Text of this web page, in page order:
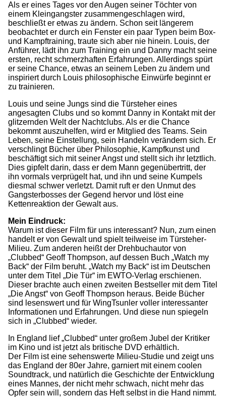
Als er eines Tages vor den Augen seiner Töchter von
einem Kleingangster zusammengeschlagen wird,
beschließt er etwas zu ändern. Schon seit längerem
beobachtet er durch ein Fenster ein paar Typen beim Box-
und Kampftraining, traute sich aber nie hinein. Louis, der
Anführer, lädt ihn zum Training ein und Danny macht seine
ersten, recht schmerzhaften Erfahrungen. Allerdings spürt
er seine Chance, etwas an seinem Leben zu ändern und
inspiriert durch Louis philosophische Einwürfe beginnt er
zu trainieren.
Louis und seine Jungs sind die Türsteher eines
angesagten Clubs und so kommt Danny in Kontakt mit der
glitzernden Welt der Nachtclubs. Als er die Chance
bekommt auszuhelfen, wird er Mitglied des Teams. Sein
Leben, seine Einstellung, sein Handeln verändern sich. Er
verschlingt Bücher über Philosophie, Kampfkunst und
beschäftigt sich mit seiner Angst und stellt sich ihr letztlich.
Dies gipfelt darin, dass er dem Mann gegenübertritt, der
ihn vormals verprügelt hat, und ihn und seine Kumpels
diesmal schwer verletzt. Damit ruft er den Unmut des
Gangsterbosses der Gegend hervor und löst eine
Kettenreaktion der Gewalt aus.
Mein Eindruck:
Warum ist dieser Film für uns interessant? Nun, zum einen
handelt er von Gewalt und spielt teilweise im Türsteher-
Milieu. Zum anderen heißt der Drehbuchautor von
„Clubbed“ Geoff Thompson, auf dessen Buch „Watch my
Back“ der Film beruht. „Watch my Back“ ist im Deutschen
unter dem Titel „Die Tür“ im EWTO-Verlag erschienen.
Dieser brachte auch einen zweiten Bestseller mit dem Titel
„Die Angst“ von Geoff Thompson heraus. Beide Bücher
sind lesenswert und für WingTsunler voller interessanter
Informationen und Erfahrungen. Und diese nun spiegeln
sich in „Clubbed“ wieder.
In England lief „Clubbed“ unter großem Jubel der Kritiker
im Kino und ist jetzt als britische DVD erhältlich.
Der Film ist eine sehenswerte Milieu-Studie und zeigt uns
das England der 80er Jahre, garniert mit einem coolen
Soundtrack, und natürlich die Geschichte der Entwicklung
eines Mannes, der nicht mehr schwach, nicht mehr das
Opfer sein will, sondern das Heft selbst in die Hand nimmt.